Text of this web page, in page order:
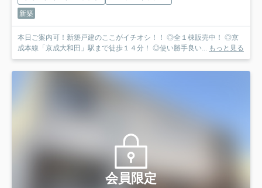
新築
本日ご案内可！新築戸建のここがイチオシ！！ ◎全１棟販売中！ ◎京
成本線「京成大和田」駅まで徒歩１４分！ ◎使い勝手良い... もっと見る
会員限定